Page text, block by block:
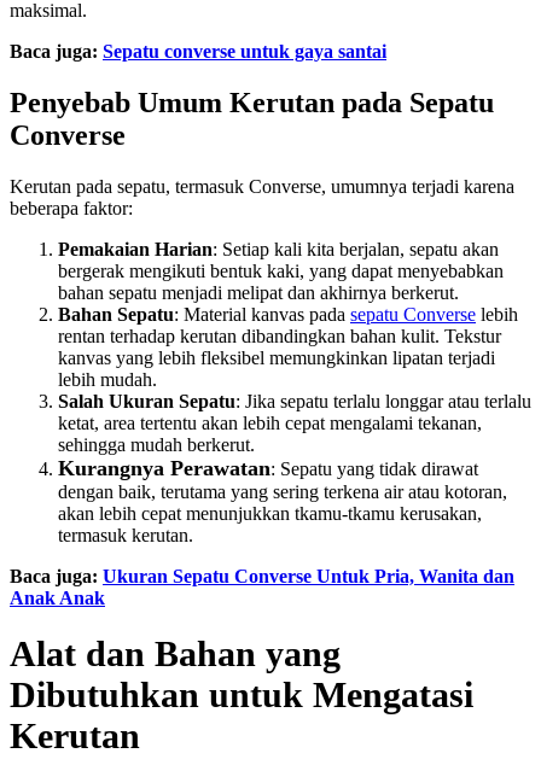
maksimal.
Baca juga: Sepatu converse untuk gaya santai
Penyebab Umum Kerutan pada Sepatu
Converse
Kerutan pada sepatu, termasuk Converse, umumnya terjadi karena
beberapa faktor:
Pemakaian Harian: Setiap kali kita berjalan, sepatu akan
bergerak mengikuti bentuk kaki, yang dapat menyebabkan
bahan sepatu menjadi melipat dan akhirnya berkerut.
Bahan Sepatu: Material kanvas pada sepatu Converse lebih
rentan terhadap kerutan dibandingkan bahan kulit. Tekstur
kanvas yang lebih fleksibel memungkinkan lipatan terjadi
lebih mudah.
Salah Ukuran Sepatu: Jika sepatu terlalu longgar atau terlalu
ketat, area tertentu akan lebih cepat mengalami tekanan,
sehingga mudah berkerut.
Kurangnya Perawatan: Sepatu yang tidak dirawat
dengan baik, terutama yang sering terkena air atau kotoran,
akan lebih cepat menunjukkan tkamu-tkamu kerusakan,
termasuk kerutan.
Baca juga: Ukuran Sepatu Converse Untuk Pria, Wanita dan
Anak Anak
Alat dan Bahan yang
Dibutuhkan untuk Mengatasi
Kerutan